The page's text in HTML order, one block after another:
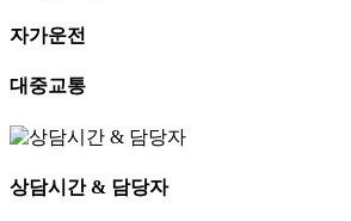
자가운전
대중교통
상담시간 & 담당자